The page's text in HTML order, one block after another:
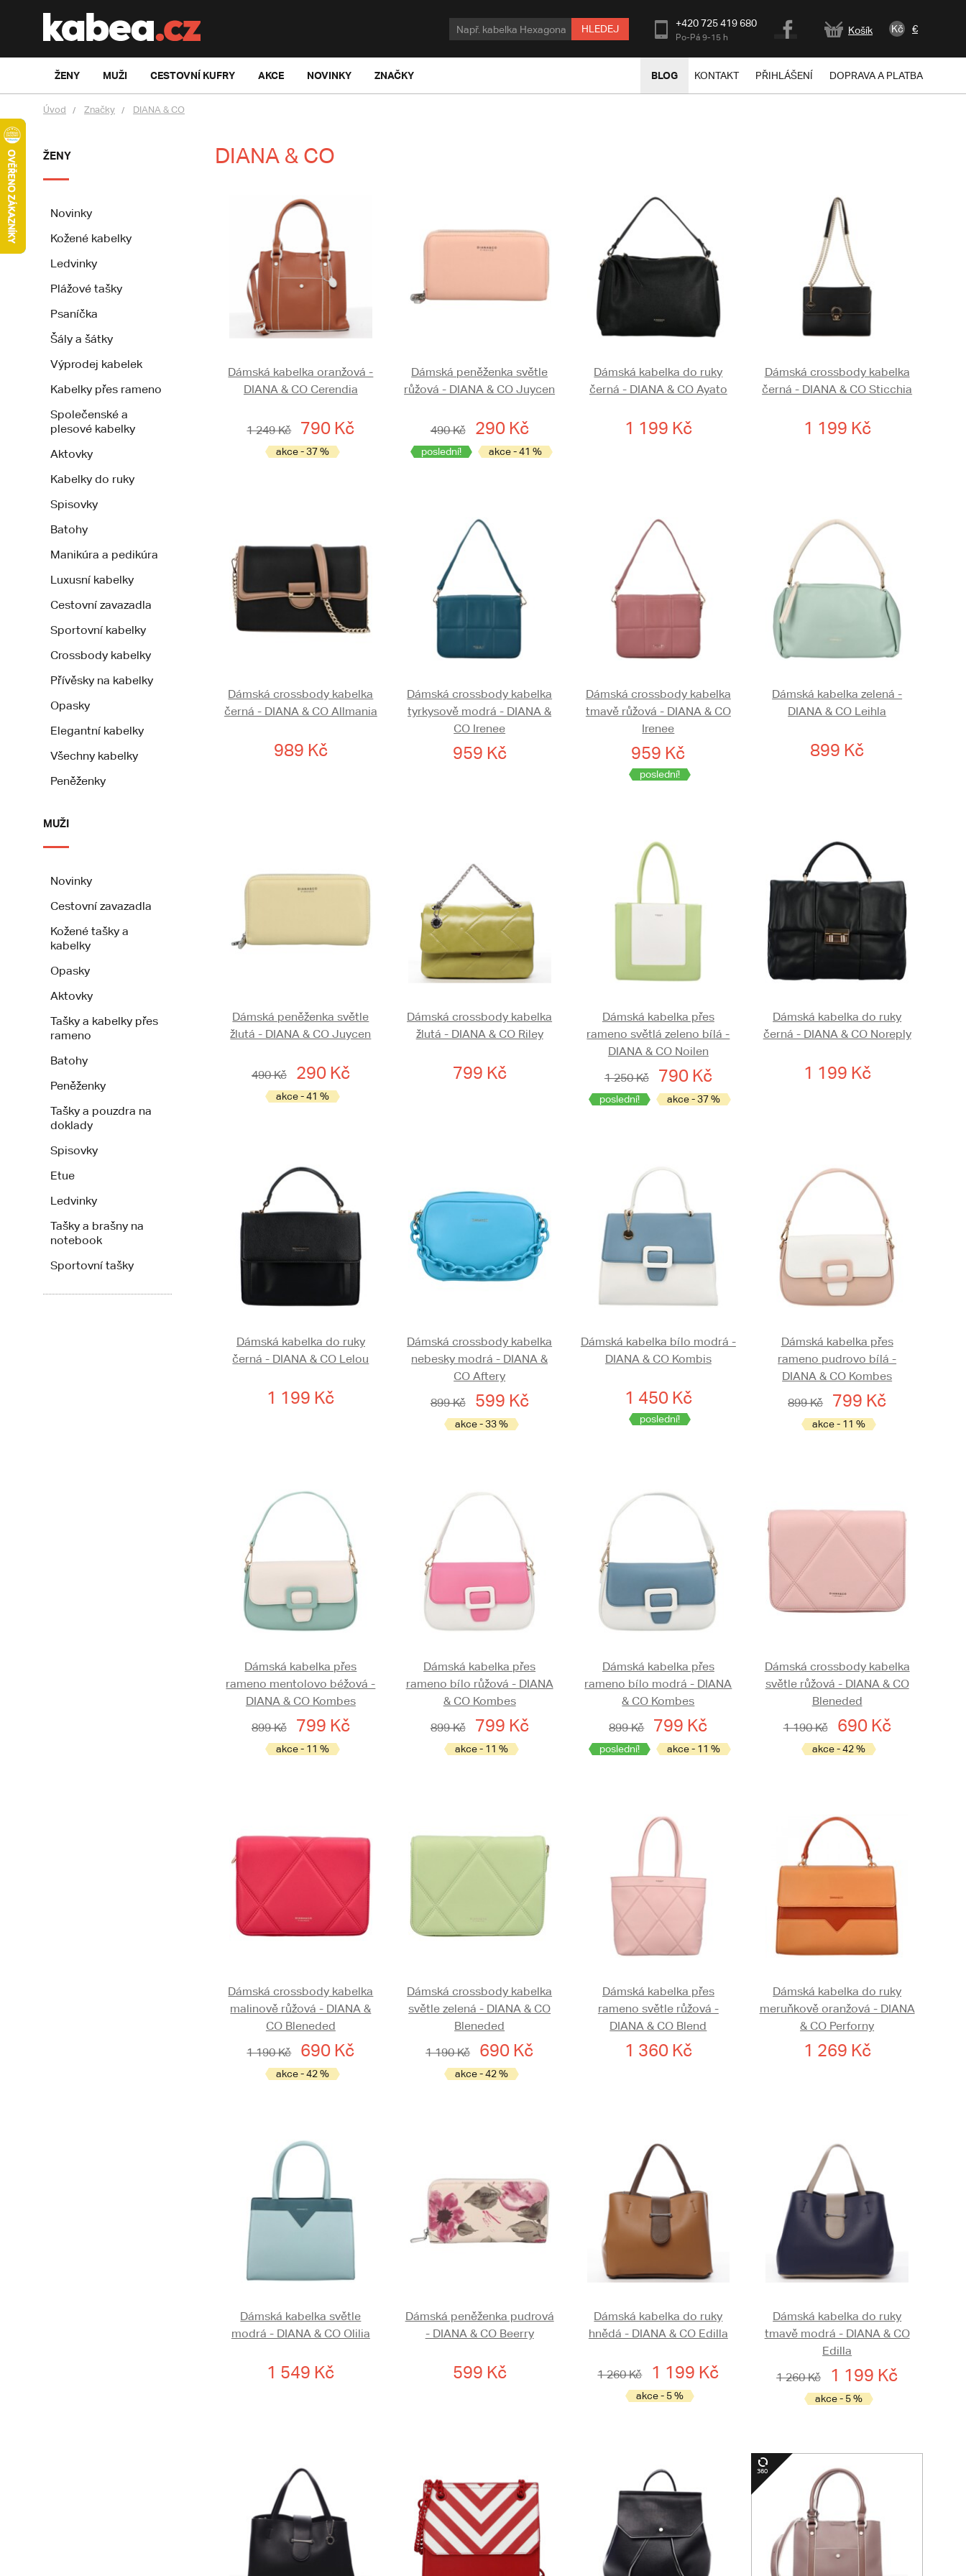
HLEDEJ +420 725 419 680
Po-Pá 9-15 h
Košík Kč €
ŽENY MUŽI CESTOVNÍ KUFRY AKCE NOVINKY ZNAČKY BLOG KONTAKT PŘIHLÁŠENÍ DOPRAVA A PLATBA
Úvod Značky DIANA & CO
ŽENY
Novinky
Kožené kabelky
Ledvinky
Plážové tašky
Psaníčka
Šály a šátky
Výprodej kabelek
Kabelky přes rameno
Společenské a
plesové kabelky
Aktovky
Kabelky do ruky
Spisovky
Batohy
Manikúra a pedikúra
Luxusní kabelky
Cestovní zavazadla
Sportovní kabelky
Crossbody kabelky
Přívěsky na kabelky
Opasky
Elegantní kabelky
Všechny kabelky
Peněženky
MUŽI
Novinky
Cestovní zavazadla
Kožené tašky a
kabelky
Opasky
Aktovky
Tašky a kabelky přes
rameno
Batohy
Peněženky
Tašky a pouzdra na
doklady
Spisovky
Etue
Ledvinky
Tašky a brašny na
notebook
Sportovní tašky
DIANA & CO
Dámská kabelka oranžová -
DIANA & CO Cerendia
1 249 Kč 790 Kč
akce - 37 %
Dámská peněženka světle
růžová - DIANA & CO Juycen
490 Kč 290 Kč
poslední! akce - 41 %
Dámská kabelka do ruky
černá - DIANA & CO Ayato
1 199 Kč
Dámská crossbody kabelka
černá - DIANA & CO Sticchia
1 199 Kč
Dámská crossbody kabelka
černá - DIANA & CO Allmania
989 Kč
Dámská crossbody kabelka
tyrkysově modrá - DIANA &
CO Irenee
959 Kč
Dámská crossbody kabelka
tmavě růžová - DIANA & CO
Irenee
959 Kč
poslední!
Dámská kabelka zelená -
DIANA & CO Leihla
899 Kč
Dámská peněženka světle
žlutá - DIANA & CO Juycen
490 Kč 290 Kč
akce - 41 %
Dámská crossbody kabelka
žlutá - DIANA & CO Riley
799 Kč
Dámská kabelka přes
rameno světlá zeleno bílá -
DIANA & CO Noilen
1 250 Kč
790 Kč
poslední! akce - 37 %
Dámská kabelka do ruky
černá - DIANA & CO Noreply
1 199 Kč
Dámská kabelka do ruky
černá - DIANA & CO Lelou
1 199 Kč
Dámská crossbody kabelka
nebesky modrá - DIANA &
CO Aftery
899 Kč
599 Kč
akce - 33 %
Dámská kabelka bílo modrá -
DIANA & CO Kombis
1 450 Kč
poslední!
Dámská kabelka přes
rameno pudrovo bílá -
DIANA & CO Kombes
899 Kč
799 Kč
akce - 11 %
Dámská kabelka přes
rameno mentolovo béžová -
DIANA & CO Kombes
899 Kč
799 Kč
akce - 11 %
Dámská kabelka přes
rameno bílo růžová - DIANA
& CO Kombes
899 Kč
799 Kč
akce - 11 %
Dámská kabelka přes
rameno bílo modrá - DIANA
& CO Kombes
899 Kč
799 Kč
poslední! akce - 11 %
Dámská crossbody kabelka
světle růžová - DIANA & CO
Bleneded
1 190 Kč
690 Kč
akce - 42 %
Dámská crossbody kabelka
malinově růžová - DIANA &
CO Bleneded
1 190 Kč
690 Kč
akce - 42 %
Dámská crossbody kabelka
světle zelená - DIANA & CO
Bleneded
1 190 Kč
690 Kč
akce - 42 %
Dámská kabelka přes
rameno světle růžová -
DIANA & CO Blend
1 360 Kč
Dámská kabelka do ruky
meruňkově oranžová - DIANA
& CO Perforny
1 269 Kč
Dámská kabelka světle
modrá - DIANA & CO Olilia
1 549 Kč
Dámská peněženka pudrová
- DIANA & CO Beerry
599 Kč
Dámská kabelka do ruky
hnědá - DIANA & CO Edilla
1 260 Kč 1 199 Kč
akce - 5 %
Dámská kabelka do ruky
tmavě modrá - DIANA & CO
Edilla
1 260 Kč
1 199 Kč
akce - 5 %